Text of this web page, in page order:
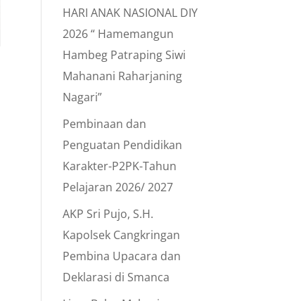
HARI ANAK NASIONAL DIY
2026 “ Hamemangun
Hambeg Patraping Siwi
Mahanani Raharjaning
Nagari”
Pembinaan dan
Penguatan Pendidikan
Karakter-P2PK-Tahun
Pelajaran 2026/ 2027
AKP Sri Pujo, S.H.
Kapolsek Cangkringan
Pembina Upacara dan
Deklarasi di Smanca